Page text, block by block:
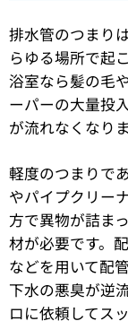
排水管のつまり
らゆる場所で起
浴室なら髪の毛
ーパーの大量投
が流れなくなりま
軽度のつまりで
やパイプクリー
方で異物が詰ま
材が必要です。
などを用いて配
下水の悪臭が逆
ロに依頼してス